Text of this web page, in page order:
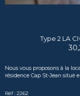
Type 2 LA
Nous vous proposons à la
résidence Cap St-Jean situé
Réf : 2262